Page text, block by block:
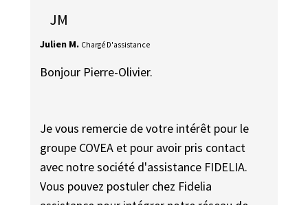
JM
Julien M. Chargé D'assistance
Bonjour Pierre-Olivier.
Je vous remercie de votre intérêt pour le
groupe COVEA et pour avoir pris contact
avec notre société d'assistance FIDELIA.
Vous pouvez postuler chez Fidelia